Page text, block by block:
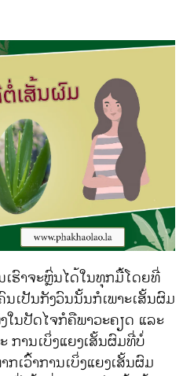
ຮົາຈະຫຼົ່ນໄດ້ໃນທຸກມື້ໂດຍທີ່
ເປັນກັງວົນນັ້ນກໍເພາະເສັ້ນຜົມ
ນປັດໄຈກໍຄືພາວະຄຽດ ແລະ
ການເບິ່ງແຍງເສັ້ນຜົມທີ່ບໍ່
ເວົ້າການເບິ່ງແຍງເສັ້ນຜົມ